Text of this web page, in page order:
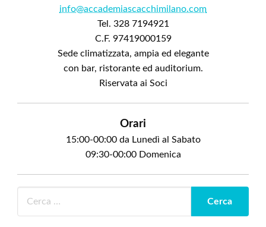
info@accademiascacchimilano.com
Tel. 328 7194921
C.F. 97419000159
Sede climatizzata, ampia ed elegante
con bar, ristorante ed auditorium.
Riservata ai Soci
Orari
15:00-00:00 da Lunedì al Sabato
09:30-00:00 Domenica